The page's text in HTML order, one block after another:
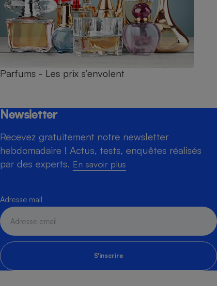
Parfums - Les prix s’envolent
Newsletter
Recevez gratuitement notre newsletter
hebdomadaire ! Actus, tests, enquêtes réalisés
par des experts. En savoir plus
Adresse mail
S'inscrire